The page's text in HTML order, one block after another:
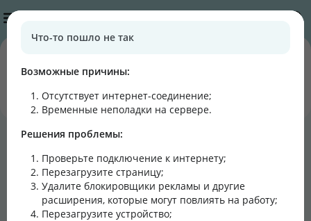
0подписчиков
Подписаться Написать
Блог Лента Кулинарная книга
Что-то пошло не так
Возможные причины:
Отсутствует интернет-соединение;
Временные неполадки на сервере.
Решения проблемы:
Проверьте подключение к интернету;
Перезагрузите страницу;
Удалите блокировщики рекламы и другие
расширения, которые могут повлиять на работу;
Перезагрузите устройство;